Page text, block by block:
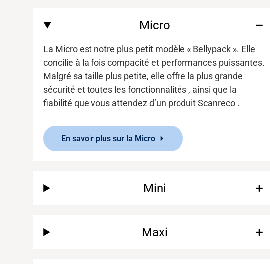
Micro
La Micro est notre plus petit modèle « Bellypack ». Elle
concilie à la fois compacité et performances puissantes.
Malgré sa taille plus petite, elle offre la plus grande
sécurité ettoutes les fonctionnalités , ainsi que la
fiabilité que vous attendez d’un produitScanreco .
En savoir plus sur la Micro
Mini
Maxi